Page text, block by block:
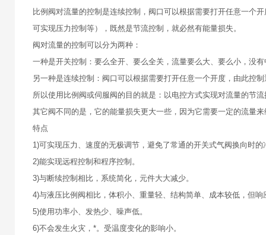
比例阀对流量的控制是连续控制，阀口可以根据需要打开任意一个
可实现压力控制等），既然是节流控制，就必然有能量损失。
阀对流量的控制可以分为两种：
一种是开关控制：要么全开、要么全关，流量要么大、要么小，没
另一种是连续控制：阀口可以根据需要打开任意一个开度，由此控
所以使用比例阀或伺服阀的目的就是：以电控方式实现对流量的节
其它阀不同的是，它的能量损失更大一些，因为它需要一定的流量
特点
1)可实现压力、速度的无极调节，避免了常通的开关式气阀换向时的
2)能实现远程控制和程序控制。
3)与断续控制相比，系统简化，元件大大减少。
4)与液压比例阀相比，体积小、重量轻、结构简单、成本较低，但
5)使用功率小、发热少、噪声低。
6)不会发生火灾，*。受温度变化的影响小。